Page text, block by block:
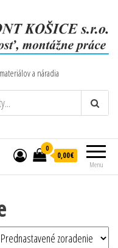
a náradia
Menu
0
0,00€